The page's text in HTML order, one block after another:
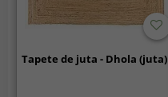
Tapete de juta - Dhola (juta)